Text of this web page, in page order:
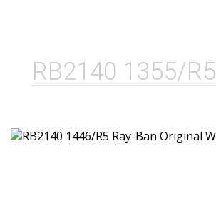
RB2140 1355/R5